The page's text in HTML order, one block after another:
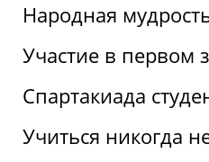
Народная
Участие в первом
Спартакиада
Учиться никогда